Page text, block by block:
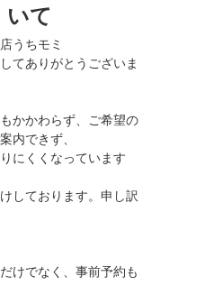
いて
うちモミ
てありがとうございま
かかわらず、ご希望の
内できず、
にくくなっています
しております。申し訳
けでなく、事前予約も